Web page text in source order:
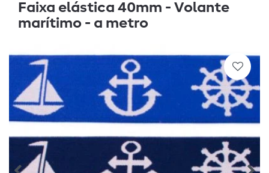
Faixa elástica 40mm - Volante
marítimo - a metro